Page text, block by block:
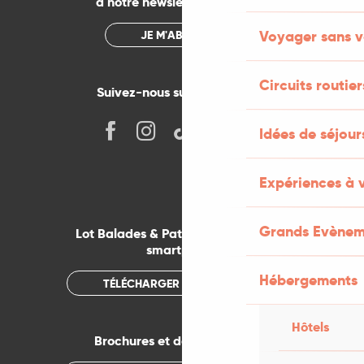
Voyager sans
Circuits
Idées de
Expériences à
Grands
Hébergements
Hôtels
JE M'ABONNE
Suivez-nous sur les réseaux !
Lot Balades & Patrimoines sur votre
smartphone
TÉLÉCHARGER L'APPLICATION
Brochures et documentations